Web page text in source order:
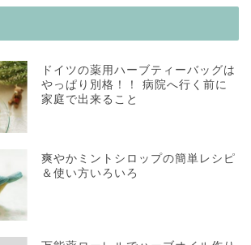
ドイツの薬用ハーブティーバッグは
やっぱり別格！！ 病院へ行く前に
家庭で出来ること
爽やかミントシロップの簡単レシピ
＆使い方いろいろ